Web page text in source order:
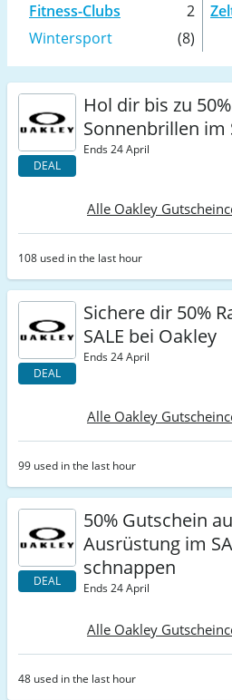
Fitness-Clubs
2
Wintersport
(8)
DEAL
Hol dir bis zu
Sonnenbrillen im
Ends 24 April
Alle Oakley
108 used in the last hour
DEAL
Sichere dir 50%
SALE bei Oakley
Ends 24 April
Alle Oakley
99 used in the last hour
DEAL
50% Gutschein
Ausrüstung im
schnappen
Ends 24 April
Alle Oakley
48 used in the last hour